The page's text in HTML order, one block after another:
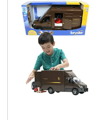
Detaljer:
Mål: 52,2 x 18 x 28,2 cm
Skala: 1:16
Alder: fra 4 år
Produktdetaljer